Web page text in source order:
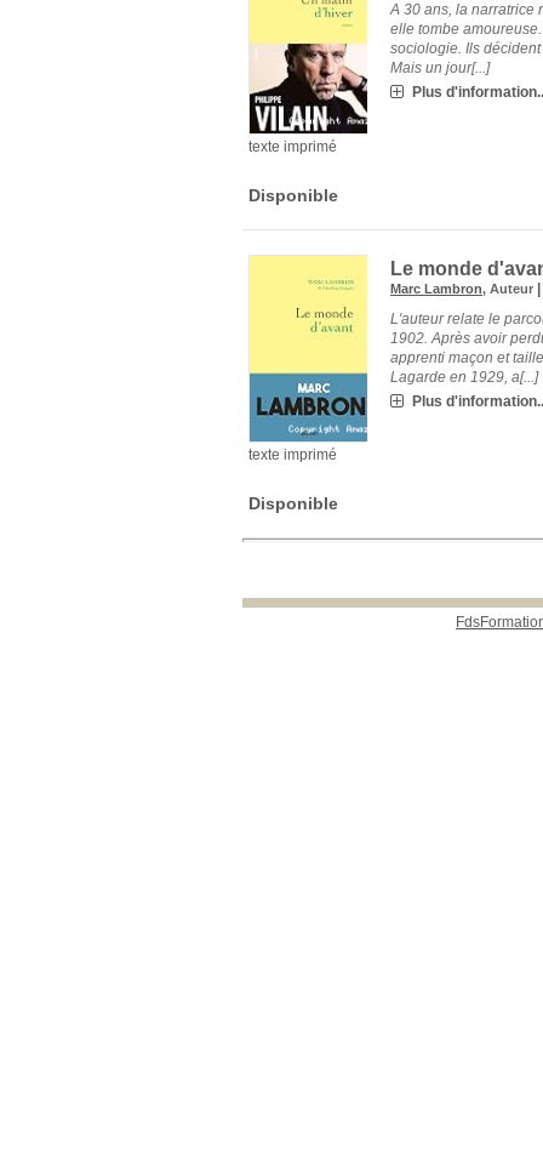
texte imprimé
A 30 ans, la narratrice
elle tombe
sociologie. Ils
Mais un jour[...]
Plus
Disponible
texte imprimé
Le monde
Marc Lambron, Auteur
L'auteur relate le
1902. Après avoir
apprenti maçon et
Lagarde en 1929, a[...]
Plus
Disponible